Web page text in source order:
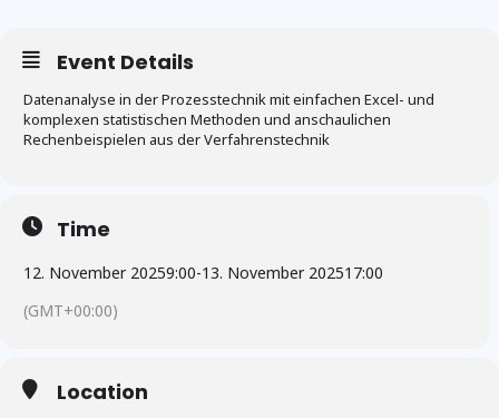
Event Details
Datenanalyse in der Prozesstechnik mit einfachen Excel- und
komplexen statistischen Methoden und anschaulichen
Rechenbeispielen aus der Verfahrenstechnik
Time
12. November 20259:00-13. November 202517:00
(GMT+00:00)
Location